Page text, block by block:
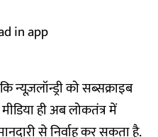
in app
को सब्सक्राइब
ही अब लोकतंत्र में
से निर्वाह कर सकता है.